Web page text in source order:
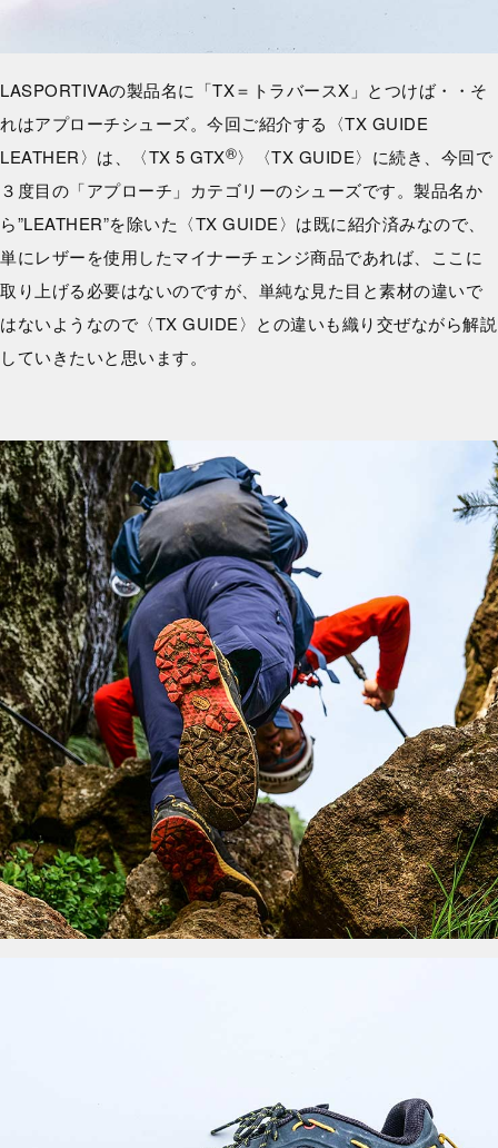
LASPORTIVAの製品名に「TX＝トラバースX」とつけば・・そ
れはアプローチシューズ。今回ご紹介する〈TX GUIDE
LEATHER〉は、〈TX 5 GTX®〉〈TX GUIDE〉に続き、今回で
３度目の「アプローチ」カテゴリーのシューズです。製品名か
ら”LEATHER”を除いた〈TX GUIDE〉は既に紹介済みなので、
単にレザーを使用したマイナーチェンジ商品であれば、ここに
取り上げる必要はないのですが、単純な見た目と素材の違いで
はないようなので〈TX GUIDE〉との違いも織り交ぜながら解説
していきたいと思います。